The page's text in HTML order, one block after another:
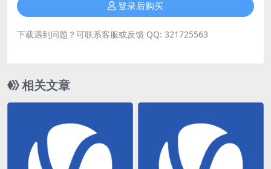
登录后购买
下载遇到问题？可联系客服或反馈 QQ: 321725563
相关文章